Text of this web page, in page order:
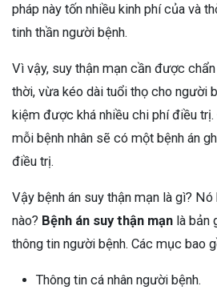
pháp này tốn nhiều kinh phí của và
tinh thần người bệnh.
Vì vậy, suy thận mạn cần được
thời, vừa kéo dài tuổi thọ cho người
kiệm được khá nhiều chi phí điều
mỗi bệnh nhân sẽ có một bệnh án
điều trị.
Vậy bệnh án suy thận mạn là gì?
nào? Bệnh án suy thận mạn là bản
thông tin người bệnh. Các mục bao
Thông tin cá nhân người bệnh.